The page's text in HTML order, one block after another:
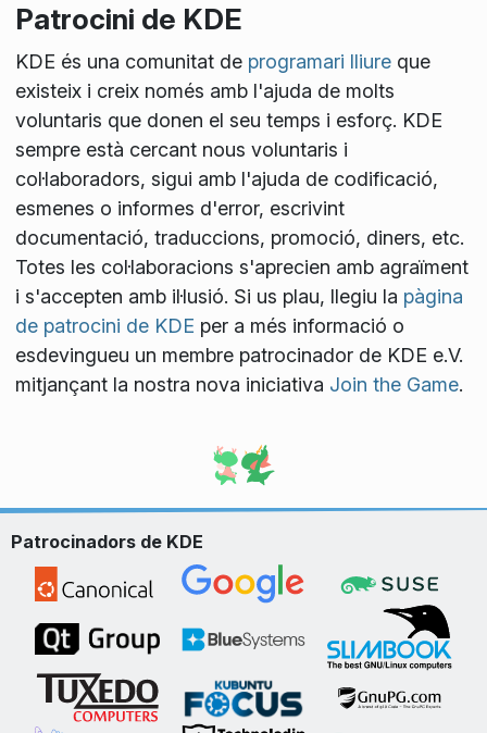
Patrocini de KDE
KDE és una comunitat de programari lliureque
existeix i creix només amb l'ajuda de molts
voluntaris que donen el seu temps i esforç. KDE
sempre està cercant nous voluntaris i
col·laboradors, sigui amb l'ajuda de codificació,
esmenes o informes d'error, escrivint
documentació, traduccions, promoció, diners, etc.
Totes les col·laboracions s'aprecien amb agraïment
i s'accepten amb il·lusió. Si us plau, llegiu la pàgina
de patrocini de KDE per a més informació o
esdevingueu un membre patrocinador de KDE e.V.
mitjançant la nostra nova iniciativa Join the Game.
Patrocinadors de KDE